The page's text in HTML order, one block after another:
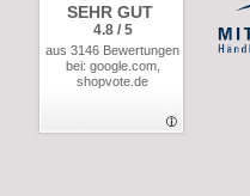
SEHR GUT
4.8 / 5
aus 3146 Bewertungen
bei: google.com,
shopvote.de